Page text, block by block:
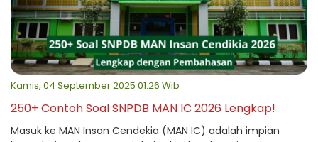
Kamis, 04 September 2025 01:26 Wib
250+ Contoh Soal SNPDB MAN IC 2026 Lengkap!
Masuk ke MAN Insan Cendekia (MAN IC) adalah impian